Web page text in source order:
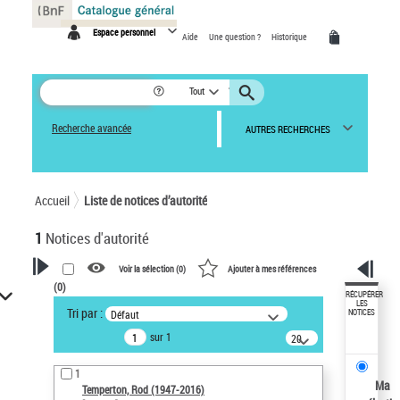
Espace personnel Aide Une question ? Historique
Tout
Recherche avancée AUTRES RECHERCHES
Accueil Liste de notices d’autorité
1 Notices d'autorité
VOTRE RECHERCHE
Recherche avancée dans les
notices d’autorité
Œuvres liées à l'auteur :
Temperton, Rod (1947-2016)
Voir la sélection (0) Ajouter à mes références
(0)
Tri par : Défaut
sur 1
20
résultats/page
1
Temperton, Rod (1947-2016)
RÉCUPÉRER
LES
NOTICES
Ma
Panneau de gestion des cookies